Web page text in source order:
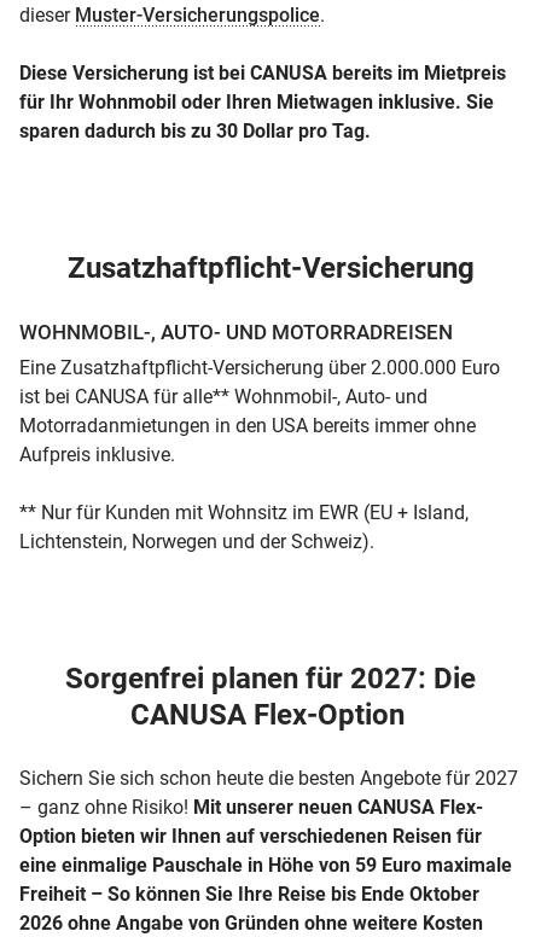
dieser Muster-Versicherungspolice.
Diese Versicherung ist bei CANUSA bereits im Mietpreis
für Ihr Wohnmobil oder Ihren Mietwagen inklusive. Sie
sparen dadurch bis zu 30 Dollar pro Tag.
Zusatzhaftpflicht-Versicherung
WOHNMOBIL-, AUTO- UND MOTORRADREISEN
Eine Zusatzhaftpflicht-Versicherung über 2.000.000 Euro
ist bei CANUSA für alle** Wohnmobil-, Auto- und
Motorradanmietungen in den USA bereits immer ohne
Aufpreis inklusive.
** Nur für Kunden mit Wohnsitz im EWR (EU + Island,
Lichtenstein, Norwegen und der Schweiz).
Sorgenfrei planen für 2027: Die
CANUSA Flex-Option
Sichern Sie sich schon heute die besten Angebote für 2027
– ganz ohne Risiko! Mit unserer neuen CANUSA Flex-
Option bieten wir Ihnen auf verschiedenen Reisen für
eine einmalige Pauschale in Höhe von 59 Euro maximale
Freiheit – So können Sie Ihre Reise bis Ende Oktober
2026 ohne Angabe von Gründen ohne weitere Kosten